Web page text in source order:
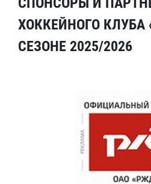
ХОККЕЙНОГО КЛУБА
СЕЗОНЕ 2025/2026